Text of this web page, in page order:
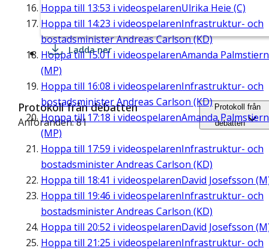
Hoppa till 13:53 i videospelarenUlrika Heie (C)
Hoppa till 14:23 i videospelarenInfrastruktur- och
bostadsminister Andreas Carlson (KD)
Hoppa till15:01 i videospelarenAmanda
(MP)
Hoppa till 16:08 i videospelarenInfrastruktur- och
bostadsminister Andreas Carlson (KD)
Hoppa till 17:18 i videospelarenAmanda
(MP)
Hoppa till 17:59 i videospelarenInfrastruktur- och
bostadsminister Andreas Carlson (KD)
Hoppa till 18:41 i videospelarenDavid Josefsson
Hoppa till 19:46 i videospelarenInfrastruktur- och
bostadsminister Andreas Carlson (KD)
Hoppa till 20:52 i videospelarenDavid Josefsson
Hoppa till 21:25 i videospelarenInfrastruktur- och
Ladda ner
Protokoll från debatten
Anföranden: 81
Protokoll från
debatten